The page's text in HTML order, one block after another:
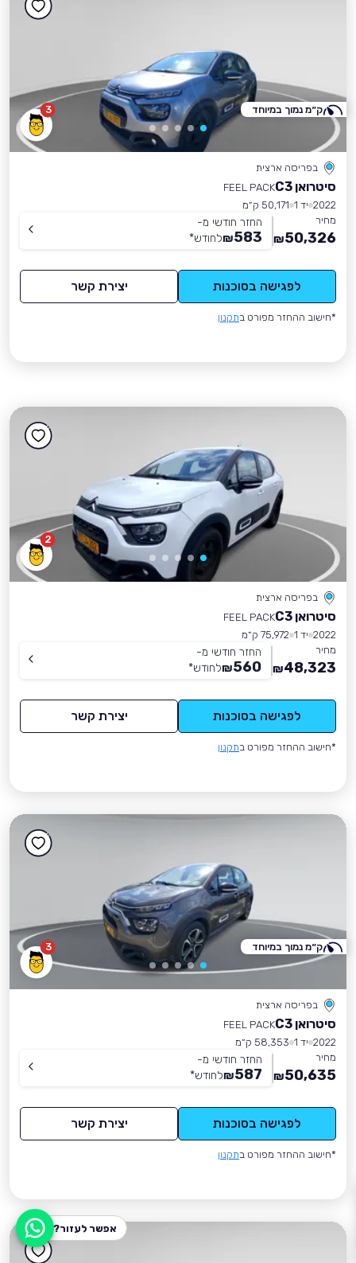
3
בפריסה ארצית
סיטרואן C3
FEEL PACK
2022 יד 1
50,171 ק״מ
מחיר
50,326
₪
החזר חודשי מ-
583
₪לחודש*
לפגישה בסוכנות יצירת קשר
*חישוב ההחזר מפורט בתקנון
ק״מ נמוך במיוחד
2
בפריסה ארצית
סיטרואן C3
FEEL PACK
2022 יד 1
75,972 ק״מ
מחיר
48,323
₪
החזר חודשי מ-
560
₪לחודש*
לפגישה בסוכנות יצירת קשר
*חישוב ההחזר מפורט בתקנון
3
בפריסה ארצית
סיטרואן C3
FEEL PACK
2022 יד 1
58,353 ק״מ
מחיר
50,635
₪
החזר חודשי מ-
587
₪לחודש*
לפגישה בסוכנות יצירת קשר
*חישוב ההחזר מפורט בתקנון
ק״מ נמוך במיוחד
אפשר לעזור?